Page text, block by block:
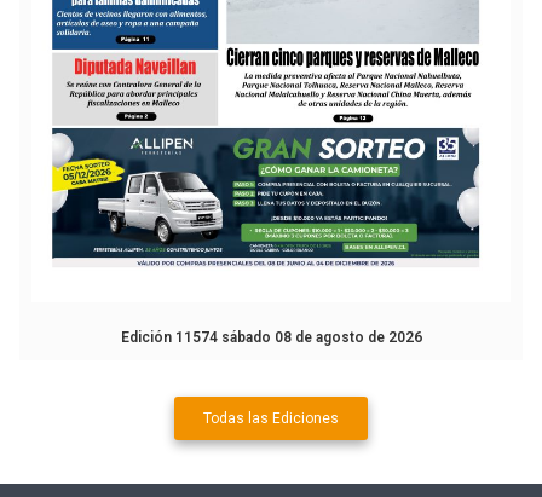
Edición 11574 sábado 08 de agosto de 2026
Todas las Ediciones